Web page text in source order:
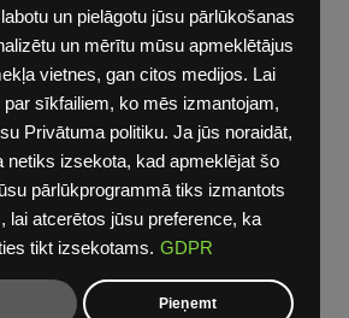
un pielāgotu jūsu pārlūkošanas
un mērītu mūsu apmeklētājus
vietnes, gan citos medijos. Lai
par sīkfailiem, ko mēs izmantojam,
Privātuma politiku. Ja jūs noraidāt,
netiks izsekota, kad apmeklējat šo
pārlūkprogrammā tiks izmantots
lai atcerētos jūsu preference, ka
tikt izsekotams. GDPR
Pieņemt